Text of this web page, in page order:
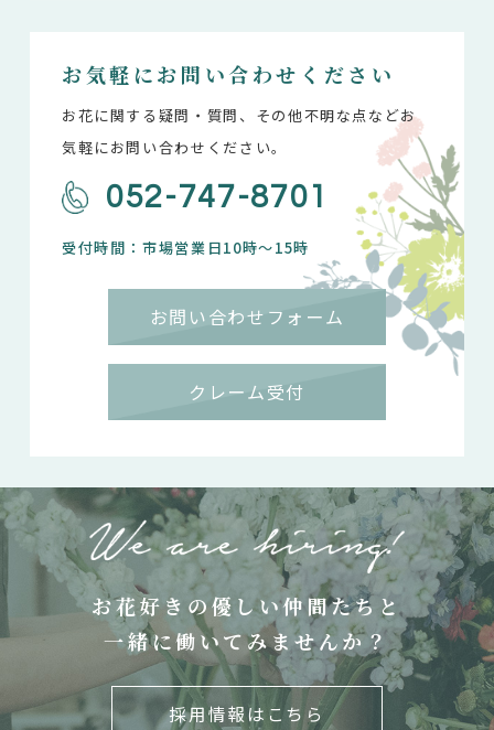
お気軽にお問い合わせください
お花に関する疑問・質問、その他不明な点などお
気軽にお問い合わせください。
052-747-8701
受付時間：市場営業日10時～15時
お問い合わせフォーム
クレーム受付
お花好きの優しい仲間たちと
一緒に働いてみませんか？
採用情報はこちら